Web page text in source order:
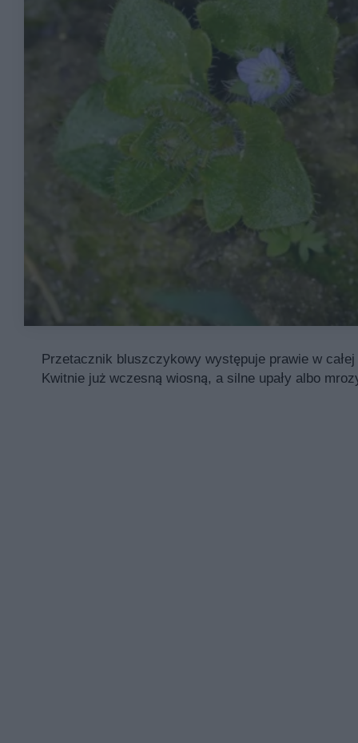
Przetacznik bluszczykowy występuje prawie w
Kwitnie już wczesną wiosną, a silne upały albo